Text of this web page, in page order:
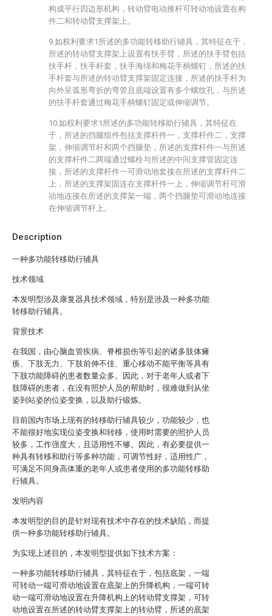
Description
一种多功能转移助行辅具
技术领域
本发明型涉及康复器具技术领域，特别是涉及一种多功能
转移助行辅具。
背景技术
在我国，由心脑血管疾病、脊椎损伤等引起的诸多肢体瘫
痪、下肢无力、下肢前伸不佳、重心移动不能平衡等具有
下肢功能障碍的患者数量众多。因此，对于老年人或者下
肢障碍的患者，在没有照护人员的帮助时，很难做到从坐
姿到站姿的位姿变换，以及助行锻炼。
目前国内市场上现有的转移助行辅具较少，功能较少，也
不能很好地实现位姿变换和转移，使用时需要的照护人员
较多，工作强度大，且适用性不够。因此，有必要提供一
种具有转移和助行等多种功能，可调节性好，适用性广，
可满足不同身高体重的老年人或患者使用的多功能转移助
行辅具。
发明内容
本发明型的目的是针对现有技术中存在的技术缺陷，而提
供一种多功能转移助行辅具。
为实现上述目的，本发明型提供如下技术方案：
一种多功能转移助行辅具，其特征在于，包括底架，一端
可转动一端可滑动地设置在底架上的升降机构，一端可转
动一端可滑动地设置在升降机构上的转动臂支撑架，可转
动地设置在所述的转动臂支撑架上的转动臂，所述的底架
构成平行四边形机构，转动臂电动推杆可转动地设置在构
件二和转动臂支撑架上。
9.如权利要求1所述的多功能转移助行辅具，其特征在于，
所述的转动臂支撑架上设置有扶手臂，所述的扶手臂包括
扶手杆，扶手杆套，扶手海绵和梅花手柄螺钉，所述的扶
手杆套与所述的转动臂支撑架固定连接，所述的扶手杆为
向外呈弧形弯折的弯管且底端设置有多个螺纹孔，与所述
的扶手杆套通过梅花手柄螺钉固定或伸缩调节。
10.如权利要求1所述的多功能转移助行辅具，其特征在
于，所述的挡腿组件包括支撑杆件一，支撑杆件二，支撑
架，伸缩调节杆和两个挡腿垫，所述的支撑杆件一与所述
的支撑杆件二两端通过螺栓与所述的中间支撑管固定连
接，所述的支撑杆件一可滑动地套接在所述的支撑杆件二
上，所述的支撑架固连在支撑杆件一上，伸缩调节杆可滑
动地连接在所述的支撑架一端，两个挡腿垫可滑动地连接
在伸缩调节杆上。